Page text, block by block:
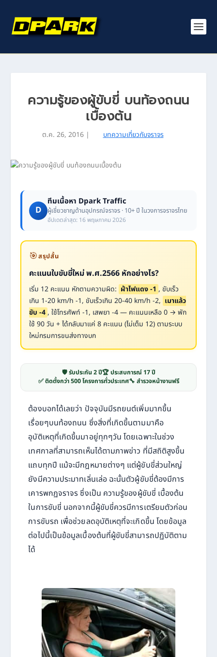
ความรู้ของผู้ขับขี่ บนท้องถนน
เบื้องต้น
ต.ค. 26, 2016| บทความเกี่ยวกับจราจร
D
ทีมเนื้อหา Dpark Traffic
ผู้เชี่ยวชาญด้านอุปกรณ์จราจร · 10+ ปี ในวงการจราจรไทย
อัปเดตล่าสุด: 16 พฤษภาคม 2026
🎯สรุปสั้น
คะแนนใบขับขี่ใหม่ พ.ศ.2566 หักอย่างไร?
เริ่ม 12 คะแนน หักตามความผิด: ฝ่าไฟแดง -1 , ขับเร็ว
เกิน 1-20 km/h -1, ขับเร็วเกิน 20-40 km/h -2, เมาแล้ว
ขับ -4 , ใช้โทรศัพท์ -1, เสพยา -4 — คะแนนเหลือ 0 → พัก
ใช้ 90 วัน + ได้กลับมาแค่ 8 คะแนน (ไม่เต็ม 12) ตามระบบ
ใหม่กรมการขนส่งทางบก
🛡️ รับประกัน 2 ปี🏆 ประสบการณ์ 17 ปี
✅ ติดตั้งกว่า 500 โครงการทั่วประเทศ🔧 สำรวจหน้างานฟรี
ต้องบอกได้เลยว่า ปัจจุบันมีรถยนต์เพิ่มมากขึ้น
เรื่อยๆบนท้องถนน ซึ่งสิ่งที่เกิดขึ้นตามมาคือ
อุบัติเหตุที่เกิดขึ้นมาอยู่ทุกๆวัน โดยเฉพาะในช่วง
เทศกาลที่สามารถเห็นได้ตามภาพข่าว ที่มีสถิติสูงขึ้น
แถบทุกปี แม้จะมีกฎหมายต่างๆ แต่ผู้ขับขี่ส่วนใหญ่
ยังมีความประมาทเลิ่นเล่อ ฉะนั้นตัวผู้ขับขี่ต้องมีการ
เคารพกฏจราจร ซึ่งเป็น ความรู้ของผู้ขับขี่ เบื้องต้น
ในการขับขี่ นอกจากนี้ผู้ขับขี่ควรมีการเตรียมตัวก่อน
การขับรถ เพื่อช่วยลดอุบัติเหตุที่จะเกิดขึ้น โดยข้อมูล
ต่อไปนี้เป็นข้อมูลเบื้องต้นที่ผู้ขับขี่สามารถปฏิบัติตาม
ได้